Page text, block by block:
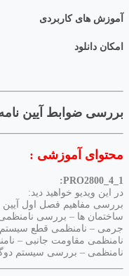
آموزش های کاربردی
امکان دانلود
بررسی ضوابط آیین نامه 2800 ویرایش
محتوای آموزشی :
PRO2800_4_1:
در این ویدیو خواهید دید:
بررسی مفاهیم فصل اول آیین
ساختمان ها – بررسی
جرمی – نامنظمی قطع سیستم
نامنظمی مقاومت جانبی –
نامنظمی – بررسی سیستم